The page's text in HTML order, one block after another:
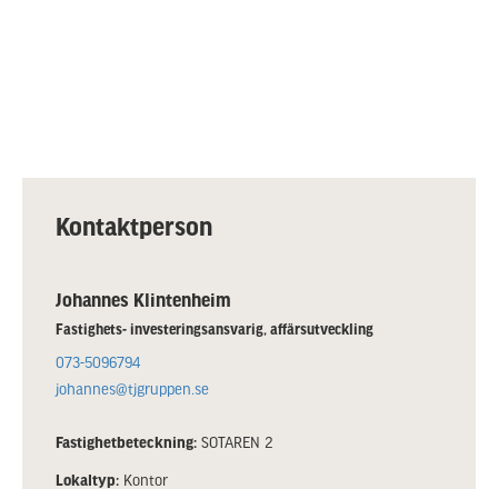
Kontaktperson
Johannes Klintenheim
Fastighets- investeringsansvarig, affärsutveckling
073-5096794
johannes@tjgruppen.se
Fastighetbeteckning: SOTAREN 2
Lokaltyp: Kontor